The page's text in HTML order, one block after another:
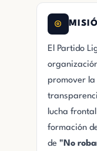
El Partido
promover
lucha
formación
de "No